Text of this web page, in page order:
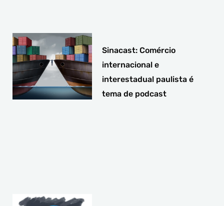
Sinacast: Comércio
internacional e
interestadual paulista é
tema de podcast